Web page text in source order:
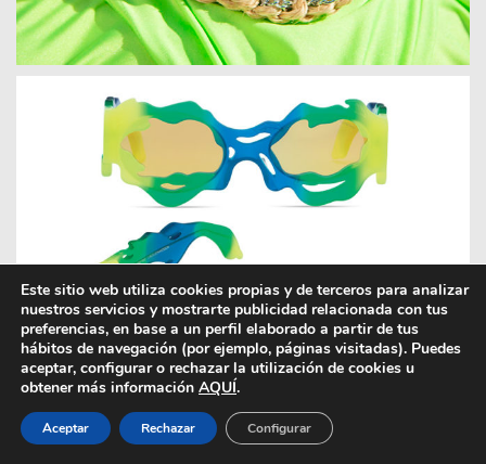
Este sitio web utiliza cookies propias y de terceros para analizar
nuestros servicios y mostrarte publicidad relacionada con tus
preferencias, en base a un perfil elaborado a partir de tus
hábitos de navegación (por ejemplo, páginas visitadas). Puedes
aceptar, configurar o rechazar la utilización de cookies u
obtener más información AQUÍ.
Aceptar Rechazar Configurar